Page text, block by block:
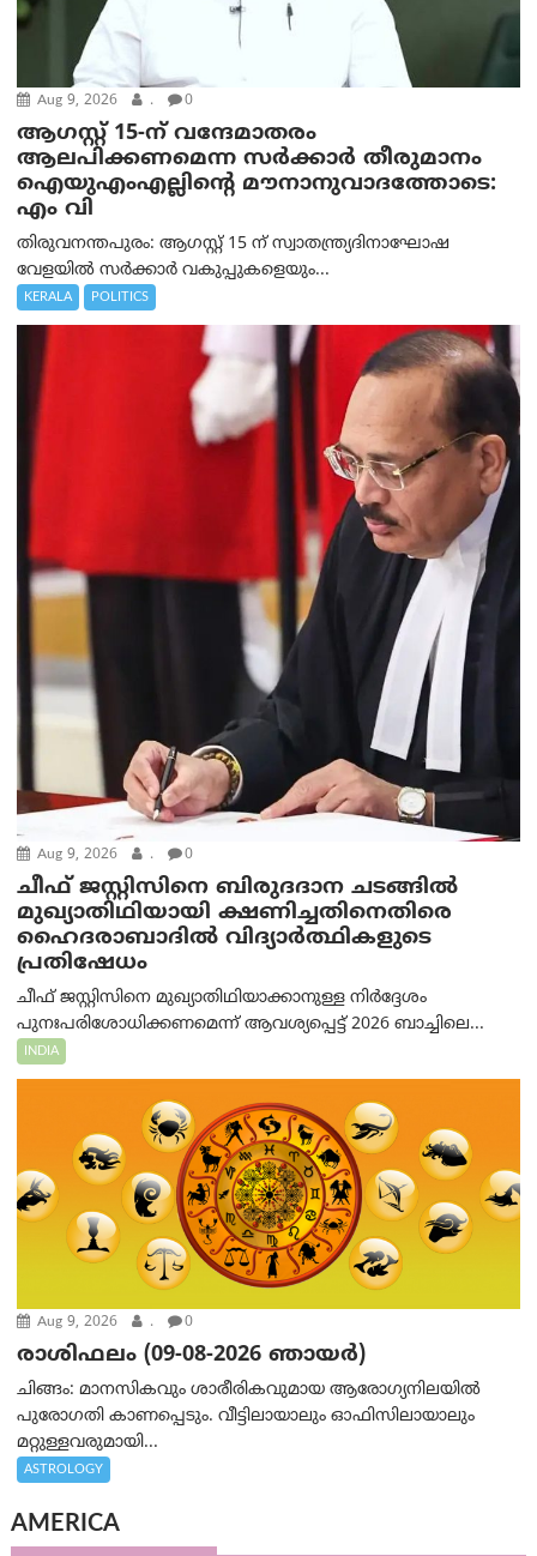
Aug 9, 2026 . 0
ആഗസ്റ്റ് 15-ന് വന്ദേമാതരം
ആലപിക്കണമെന്ന സര്‍ക്കാര്‍ തീരുമാനം
ഐയുഎംഎല്ലിന്റെ മൗനാനുവാദത്തോടെ:
എം വി
തിരുവനന്തപുരം: ആഗസ്റ്റ് 15 ന് സ്വാതന്ത്ര്യദിനാഘോഷ
വേളയിൽ സർക്കാർ വകുപ്പുകളെയും...
KERALA POLITICS
Aug 9, 2026 . 0
ചീഫ് ജസ്റ്റിസിനെ ബിരുദദാന ചടങ്ങില്‍
മുഖ്യാതിഥിയായി ക്ഷണിച്ചതിനെതിരെ
ഹൈദരാബാദില്‍ വിദ്യാർത്ഥികളുടെ
പ്രതിഷേധം
ചീഫ് ജസ്റ്റിസിനെ മുഖ്യാതിഥിയാക്കാനുള്ള നിർദ്ദേശം
പുനഃപരിശോധിക്കണമെന്ന് ആവശ്യപ്പെട്ട് 2026 ബാച്ചിലെ...
INDIA
Aug 9, 2026 . 0
രാശിഫലം (09-08-2026 ഞായര്‍)
ചിങ്ങം: മാനസികവും ശാരീരികവുമായ ആരോഗ്യനിലയിൽ
പുരോഗതി കാണപ്പെടും. വീട്ടിലായാലും ഓഫിസിലായാലും
മറ്റുള്ളവരുമായി...
ASTROLOGY
AMERICA